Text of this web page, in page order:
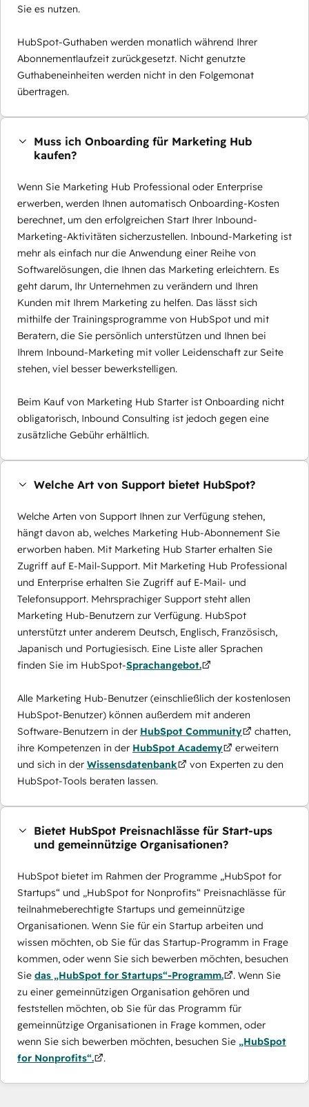
Sie es nutzen.
HubSpot-Guthaben werden monatlich während Ihrer
Abonnementlaufzeit zurückgesetzt. Nicht genutzte
Guthabeneinheiten werden nicht in den Folgemonat
übertragen.
Muss ich Onboarding für Marketing Hub
kaufen?
Wenn Sie Marketing Hub Professional oder Enterprise
erwerben, werden Ihnen automatisch Onboarding-Kosten
berechnet, um den erfolgreichen Start Ihrer Inbound-
Marketing-Aktivitäten sicherzustellen. Inbound-Marketing ist
mehr als einfach nur die Anwendung einer Reihe von
Softwarelösungen, die Ihnen das Marketing erleichtern. Es
geht darum, Ihr Unternehmen zu verändern und Ihren
Kunden mit Ihrem Marketing zu helfen. Das lässt sich
mithilfe der Trainingsprogramme von HubSpot und mit
Beratern, die Sie persönlich unterstützen und Ihnen bei
Ihrem Inbound-Marketing mit voller Leidenschaft zur Seite
stehen, viel besser bewerkstelligen.
Beim Kauf von Marketing Hub Starter ist Onboarding nicht
obligatorisch, Inbound Consulting ist jedoch gegen eine
zusätzliche Gebühr erhältlich.
Welche Art von Support bietet HubSpot?
Welche Arten von Support Ihnen zur Verfügung stehen,
hängt davon ab, welches Marketing Hub-Abonnement Sie
erworben haben. Mit Marketing Hub Starter erhalten Sie
Zugriff auf E-Mail-Support. Mit Marketing Hub Professional
und Enterprise erhalten Sie Zugriff auf E-Mail- und
Telefonsupport. Mehrsprachiger Support steht allen
Marketing Hub-Benutzern zur Verfügung. HubSpot
unterstützt unter anderem Deutsch, Englisch, Französisch,
Japanisch und Portugiesisch. Eine Liste aller Sprachen
finden Sie im HubSpot-Sprachangebot.
Alle Marketing Hub-Benutzer (einschließlich der kostenlosen
HubSpot-Benutzer) können außerdem mit anderen
Software-Benutzern in der HubSpot Community
chatten,
ihre Kompetenzen in der HubSpot Academy
erweitern
und sich in der Wissensdatenbank
von Experten zu den
HubSpot-Tools beraten lassen.
Bietet HubSpot Preisnachlässe für Start-ups
und gemeinnützige Organisationen?
HubSpot bietet im Rahmen der Programme „HubSpot for
Startups“ und „HubSpot for Nonprofits“ Preisnachlässe für
teilnahmeberechtigte Startups und gemeinnützige
Organisationen. Wenn Sie für ein Startup arbeiten und
wissen möchten, ob Sie für das Startup-Programm in Frage
kommen, oder wenn Sie sich bewerben möchten, besuchen
Sie das „HubSpot for Startups“-Programm.
. Wenn Sie
zu einer gemeinnützigen Organisation gehören und
feststellen möchten, ob Sie für das Programm für
gemeinnützige Organisationen in Frage kommen, oder
wenn Sie sich bewerben möchten, besuchen Sie „HubSpot
for Nonprofits“.
.